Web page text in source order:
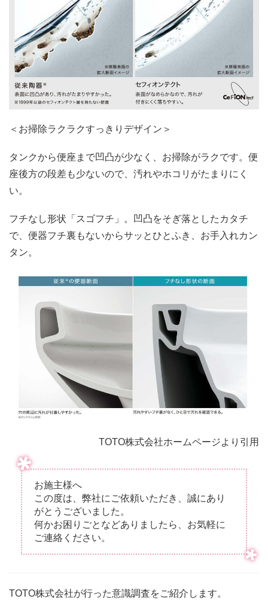
＜お掃除ラクラクすっきりデザイン＞
タンクから便座まで凹凸が少なく、お掃除がラクです。便
座後方の段差も少ないので、汚れやホコリがたまりにく
い。
フチなし形状「スゴフチ」。凹凸をそぎ落としたカタチ
で、便器フチ裏もないからサッとひとふき、お手入れカン
タン。
TOTO株式会社ホームページより引用
お施主様へ
この度は、弊社にご依頼いただき、誠にあり
がとうございました。
何かお困りごとなどありましたら、お気軽に
ご連絡ください。
TOTO株式会社が行った意識調査をご紹介します。